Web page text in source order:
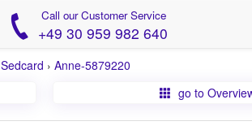
Call our Customer Service
+49 30 959 982 640
Sedcard › Anne-5879220
go to